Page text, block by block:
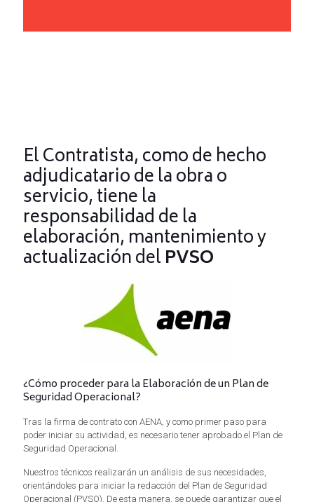
El Contratista, como de hecho
adjudicatario de la obra o
servicio, tiene la
responsabilidad de la
elaboración, mantenimiento y
actualización delPVSO
¿Cómo proceder para la Elaboración de un Plan de
Seguridad Operacional?
Tras la firma de contrato con AENA, y como primer paso para
poder iniciar su actividad, es necesario tener aprobado el Plan de
Seguridad Operacional.
Nuestros técnicos realizarán un análisis de sus necesidades,
orientándoles para iniciar la redacción del Plan de Seguridad
Operacional (PVSO). De esta manera, se puede garantizar que el